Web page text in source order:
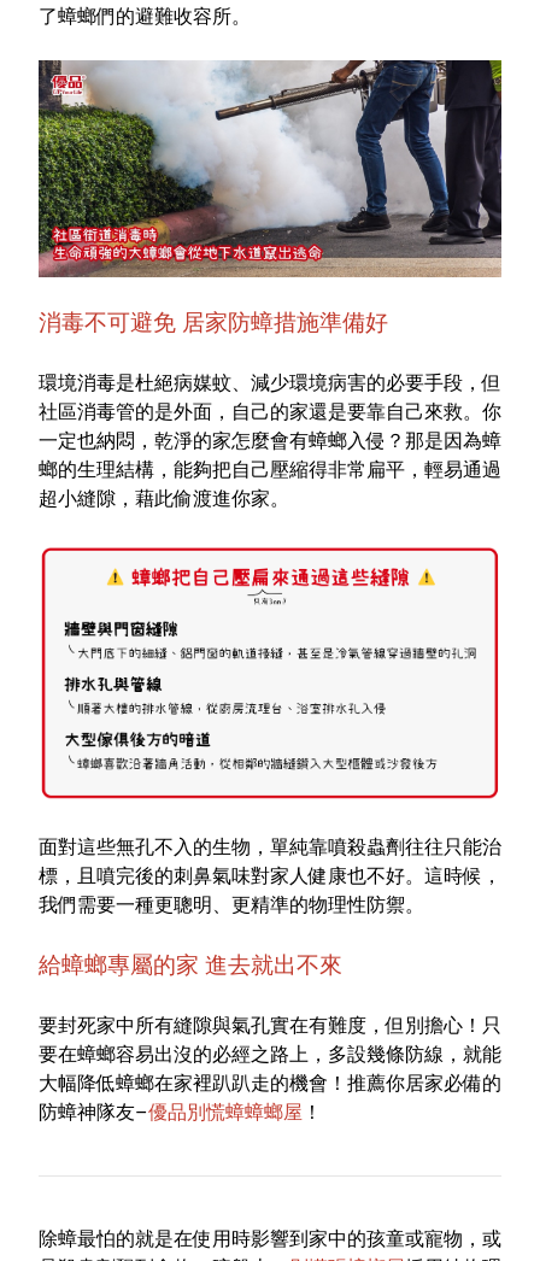
會員權益
會員中心
特色服務
Facebook粉絲專頁
Line
Youtube
了蟑螂們的避難收容所。
消毒不可避免 居家防蟑措施準備好
環境消毒是杜絕病媒蚊、減少環境病害的必要手段，但
社區消毒管的是外面，自己的家還是要靠自己來救。你
一定也納悶，乾淨的家怎麼會有蟑螂入侵？那是因為蟑
螂的生理結構，能夠把自己壓縮得非常扁平，輕易通過
超小縫隙，藉此偷渡進你家。
面對這些無孔不入的生物，單純靠噴殺蟲劑往往只能治
標，且噴完後的刺鼻氣味對家人健康也不好。這時候，
我們需要一種更聰明、更精準的物理性防禦。
給蟑螂專屬的家 進去就出不來
要封死家中所有縫隙與氣孔實在有難度，但別擔心！只
要在蟑螂容易出沒的必經之路上，多設幾條防線，就能
大幅降低蟑螂在家裡趴趴走的機會！推薦你居家必備的
防蟑神隊友–優品別慌蟑蟑螂屋 ！
除蟑最怕的就是在使用時影響到家中的孩童或寵物，或